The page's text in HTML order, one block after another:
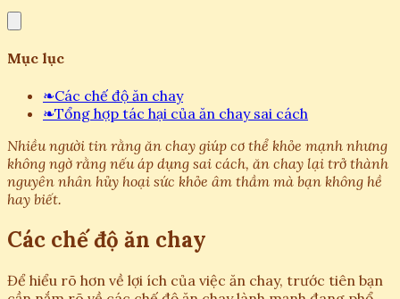
Mục lục
❧Các chế độ ăn chay
❧Tổng hợp tác hại của ăn chay sai cách
Nhiều người tin rằng ăn chay giúp cơ thể khỏe mạnh nhưng
không ngờ rằng nếu áp dụng sai cách, ăn chay lại trở thành
nguyên nhân hủy hoại sức khỏe âm thầm mà bạn không hề
hay biết.
Các chế độ ăn chay
Để hiểu rõ hơn về lợi ích của việc ăn chay, trước tiên bạn